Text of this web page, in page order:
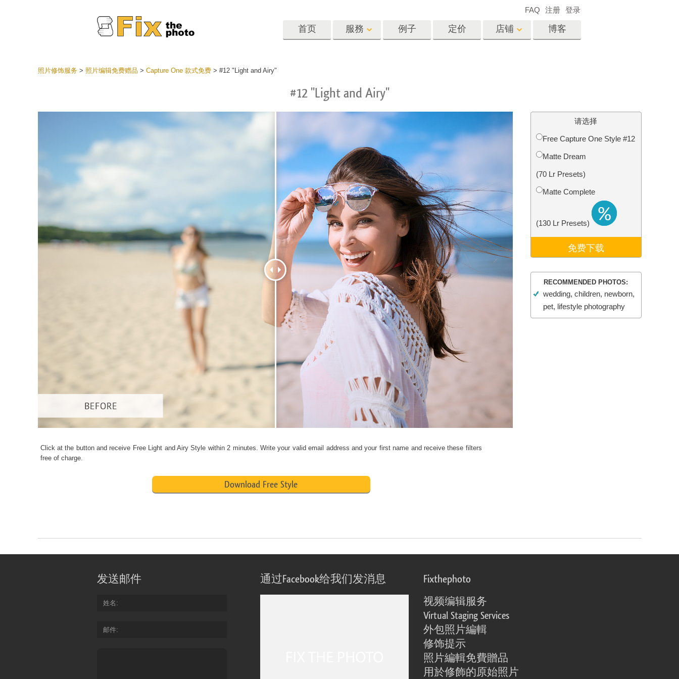
首页 服務
人工智能生成的服装模型 图像处理服务 照片修复服务
产品修图服务 珠宝修饰服务 AI训练数据 Video Editing Services
例子 定价 店铺
最佳优惠预设
Photoshop 动作
Ps 动作 整个合集
Ps覆盖整个收藏
情人节贺卡
婚礼请柬
博客
FAQ 注册 登录
照片修饰服务> 照片编辑免费赠品 > Capture One 款式免费> #12 "Light and Airy"
#12 "Light and Airy"
请选择
Free Capture One Style #12
Matte Dream
(70 Lr Presets)
Matte Complete
(130 Lr Presets)
免费下载
RECOMMENDED PHOTOS:
wedding, children, newborn,
pet, lifestyle photography
Click at the button and receive Free Light and Airy Style within 2 minutes. Write your valid email address and your first name and receive these filters
free of charge.
Download Free Style
发送邮件
姓名
邮件
通过Facebook给我们发消息 Fixthephoto
视频编辑服务
Virtual Staging Services
外包照片編輯
修饰提示
照片編輯免費贈品
用於修飾的原始照片